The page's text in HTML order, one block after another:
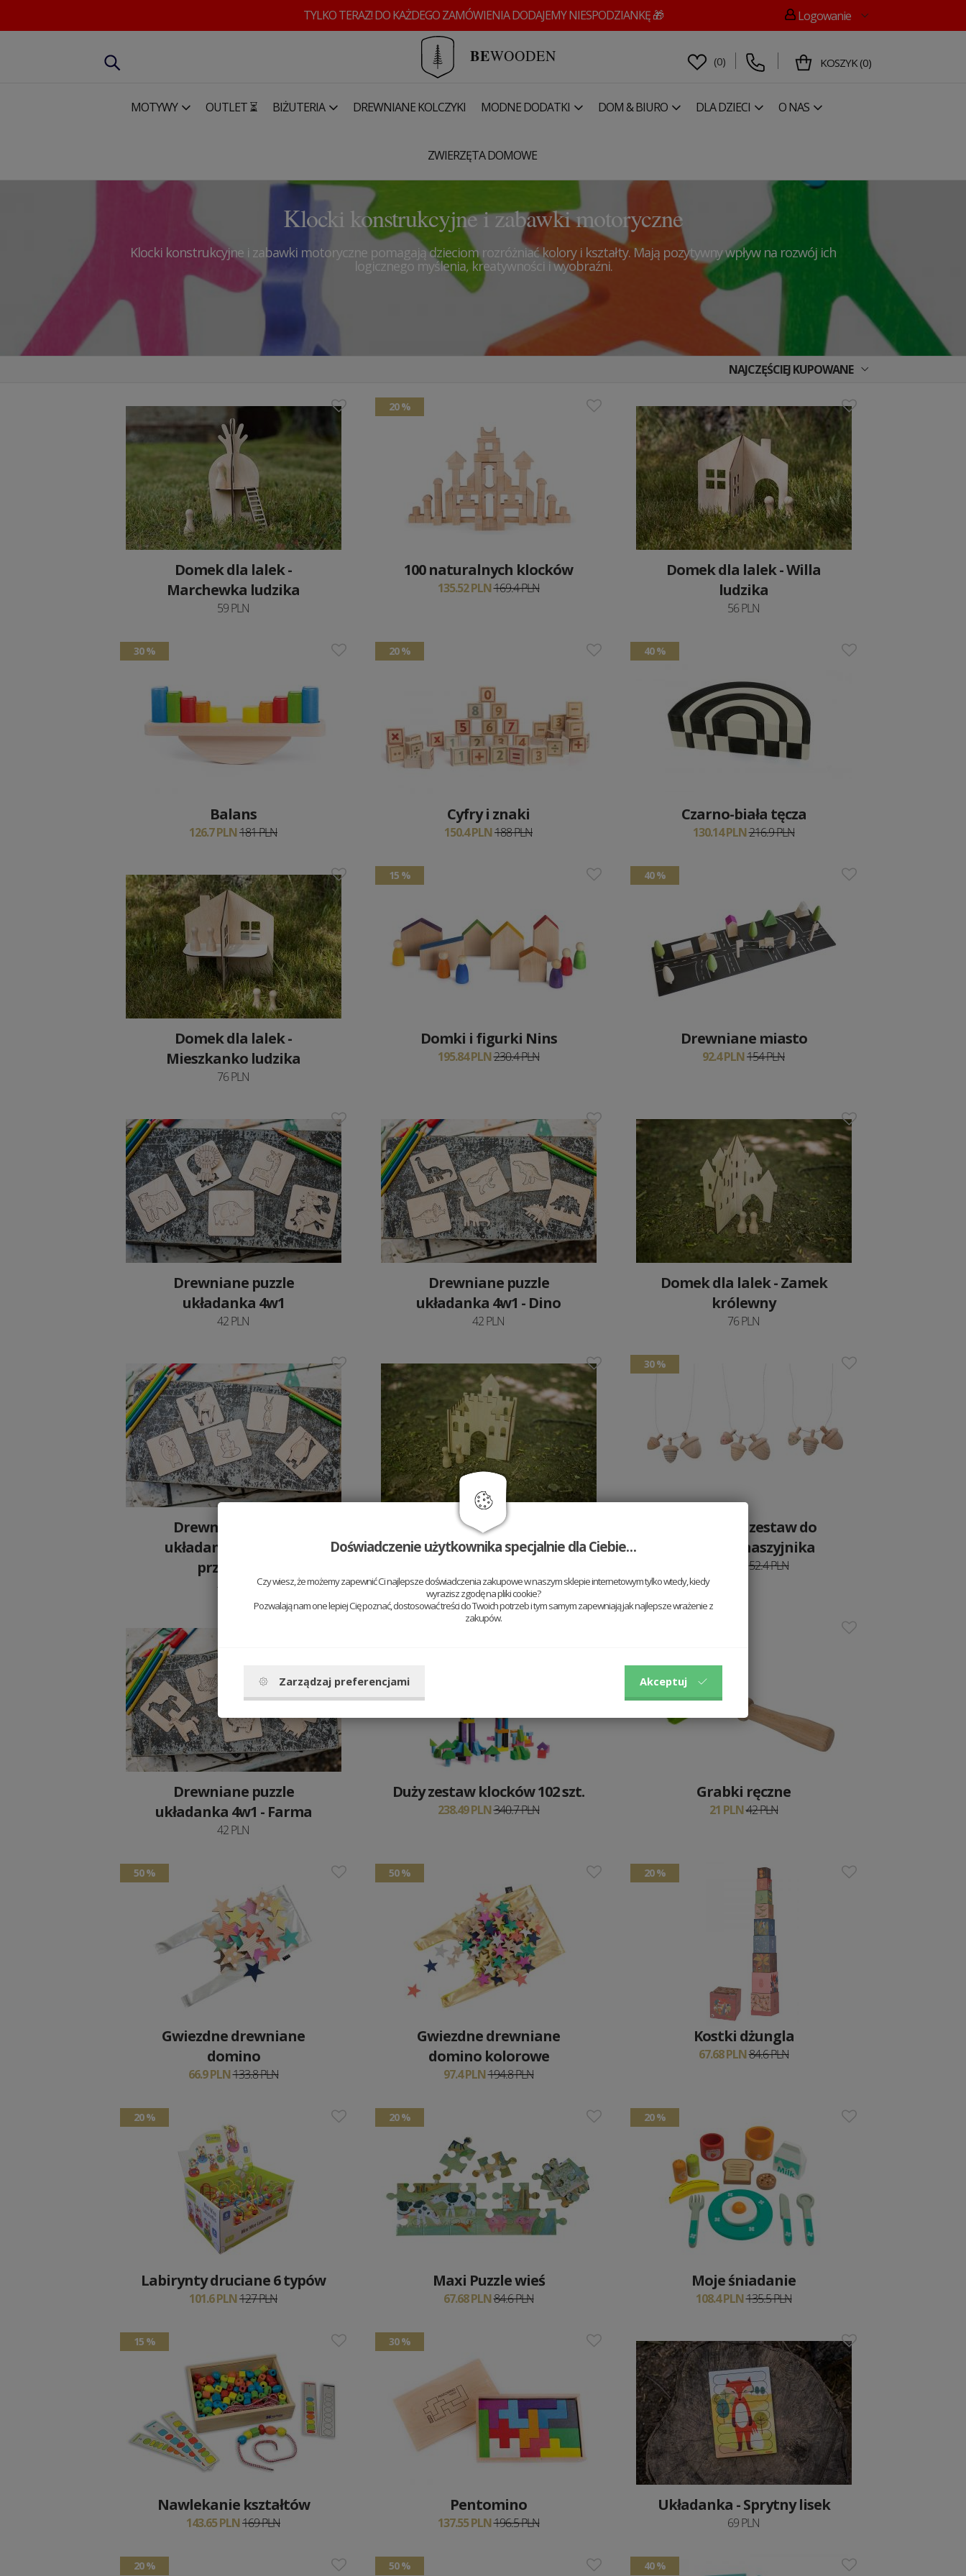
TYLKO TERAZ! DO KAŻDEGO ZAMÓWIENIA DODAJEMY NIESPODZIANKĘ 🎁 Logowanie
BEWOODEN (0) KOSZYK (0)
MOTYWY OUTLET ⏳ BIŻUTERIA DREWNIANE KOLCZYKI MODNE DODATKI DOM & BIURO DLA DZIECI O NAS
ZWIERZĘTA DOMOWE
Klocki konstrukcyjne i zabawki motoryczne
Klocki konstrukcyjne i zabawki motoryczne pomagają dzieciom rozróżniać kolory i kształty. Mają pozytywny wpływ na rozwój ich
logicznego myślenia, kreatywności i wyobraźni.
NAJCZĘŚCIEJ KUPOWANE
Domek dla lalek -
Marchewka ludzika
59 PLN
20 %
100 naturalnych klocków
135.52 PLN169.4 PLN
Domek dla lalek - Willa
ludzika
56 PLN
30 %
Balans
126.7 PLN181 PLN
20 %
Cyfry i znaki
150.4 PLN188 PLN
40 %
Czarno-biała tęcza
130.14 PLN216.9 PLN
Domek dla lalek -
Mieszkanko ludzika
76 PLN
15 %
Domki i figurki Nins
195.84 PLN230.4 PLN
40 %
Drewniane miasto
92.4 PLN154 PLN
Drewniane puzzle
układanka 4w1
42 PLN
Drewniane puzzle
układanka 4w1 - Dino
42 PLN
Domek dla lalek - Zamek
królewny
76 PLN
Drewniane puzzle
układanka 4w1 - Lis i
przyjaciele
42 PLN
Drewniany zamek - Zamek
ludzika
30 %
Drewniany zestaw do
składania naszyjnika
52.4 PLN
Drewniane puzzle
układanka 4w1 - Farma
42 PLN
Duży zestaw klocków 102 szt.
238.49 PLN340.7 PLN
Grabki ręczne
21 PLN42 PLN
50 %
Gwiezdne drewniane
domino
66.9 PLN133.8 PLN
50 %
Gwiezdne drewniane
domino kolorowe
97.4 PLN194.8 PLN
20 %
Kostki dżungla
67.68 PLN84.6 PLN
20 %
Labirynty druciane 6 typów
101.6 PLN127 PLN
20 %
Maxi Puzzle wieś
67.68 PLN84.6 PLN
20 %
Moje śniadanie
108.4 PLN135.5 PLN
15 %
Nawlekanie kształtów
143.65 PLN169 PLN
30 %
Pentomino
137.55 PLN196.5 PLN
Układanka - Sprytny lisek
69 PLN
20 % 50 % 40 %
Doświadczenie użytkownika specjalnie dla Ciebie…
Czy wiesz, że możemy zapewnić Ci najlepsze doświadczenia zakupowe w naszym sklepie internetowym tylko wtedy, kiedy
wyrazisz zgodę na pliki cookie?
Pozwalają nam one lepiej Cię poznać, dostosować treści do Twoich potrzeb i tym samym zapewniają jak najlepsze wrażenie z
zakupów.
Zarządzaj preferencjami Akceptuj